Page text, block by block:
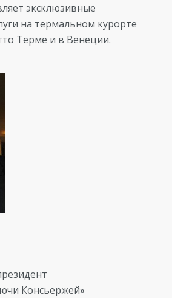
эксклюзивные
на термальном курорте
Терме и в Венеции.
Консьержей»